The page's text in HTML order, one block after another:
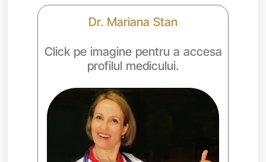
Dr. Mariana Stan
Click pe imagine pentru a accesa
profilul medicului.